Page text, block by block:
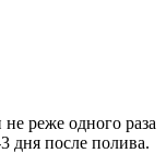
реже одного раза
дня после полива.